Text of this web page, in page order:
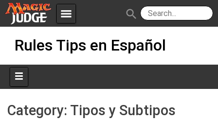
menu
Apps JudgeApps
Forum
Judges
Policies IPG
JAR
search
Rules Tips en Español
Category: Tipos y Subtipos